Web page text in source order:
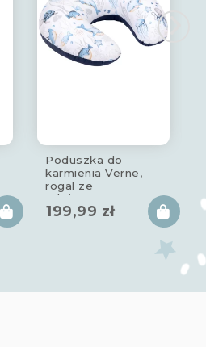
Poduszka do
karmienia Verne,
rogal ze
zdejmowanym
pokrowcem
199,99 zł